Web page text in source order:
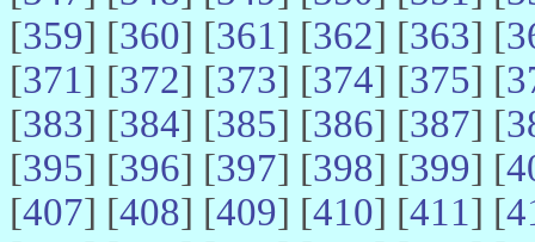
[359] [360] [361] [362] [363] [
[371] [372] [373] [374] [375] [
[383] [384] [385] [386] [387] [
[395] [396] [397] [398] [399] [
[407] [408] [409] [410] [411] [